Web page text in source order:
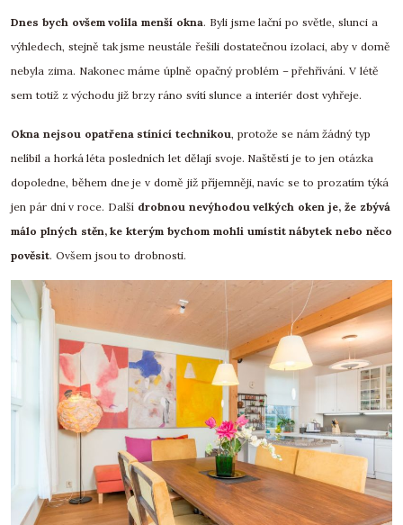
Dnes bych ovšem volila menší okna. Byli jsme lační po světle, slunci a
výhledech, stejně tak jsme neustále řešili dostatečnou izolaci, aby v domě
nebyla zima. Nakonec máme úplně opačný problém – přehřívání. V létě
sem totiž z východu již brzy ráno svítí slunce a interiér dost vyhřeje.
Okna nejsou opatřena stínící technikou, protože se nám žádný typ
nelíbil a horká léta posledních let dělají svoje. Naštěstí je to jen otázka
dopoledne, během dne je v domě již příjemněji, navíc se to prozatím týká
jen pár dní v roce. Další drobnou nevýhodou velkých oken je, že zbývá
málo plných stěn, ke kterým bychom mohli umístit nábytek nebo něco
pověsit. Ovšem jsou to drobnosti.